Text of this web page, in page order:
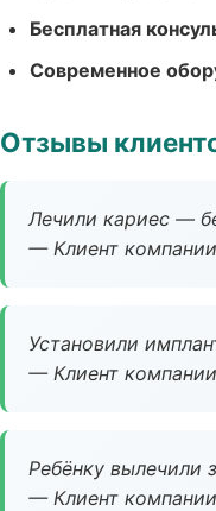
Бесплатная
Современное
Отзывы
Лечили кариес —
— Клиент компании
Установили
— Клиент компании
Ребёнку вылечили
— Клиент компании